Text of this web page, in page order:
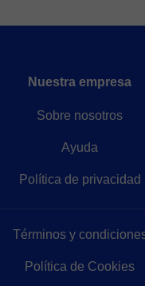
Nuestra empresa
Sobre nosotros
Ayuda
Política de privacidad
Términos y
Política de Cookies